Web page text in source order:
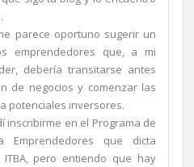
parece oportuno sugerir un
emprendedores que, a mi
debería transitarse antes
de negocios y comenzar las
potenciales inversores.
inscribirme en el Programa de
Emprendedores que dicta
ITBA, pero entiendo que hay